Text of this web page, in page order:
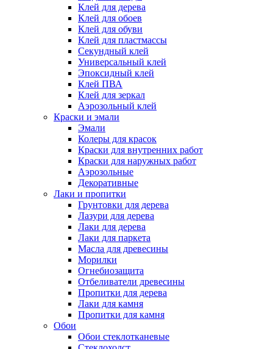
Клей для дерева
Клей для обоев
Клей для обуви
Клей для пластмассы
Секундный клей
Универсальный клей
Эпоксидный клей
Клей ПВА
Клей для зеркал
Аэрозольный клей
Краски и эмали
Эмали
Колеры для красок
Краски для внутренних работ
Краски для наружных работ
Аэрозольные
Декоративные
Лаки и пропитки
Грунтовки для дерева
Лазури для дерева
Лаки для дерева
Лаки для паркета
Масла для древесины
Морилки
Огнебиозащита
Отбеливатели древесины
Пропитки для дерева
Лаки для камня
Пропитки для камня
Обои
Обои стеклотканевые